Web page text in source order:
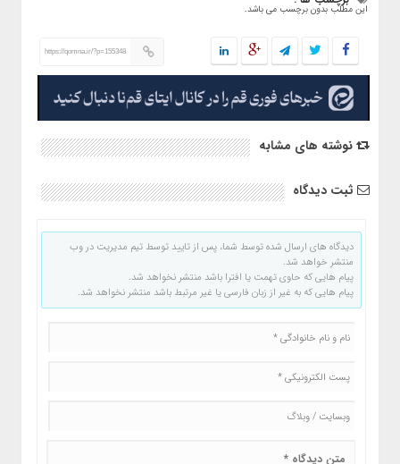
این مطلب بدون برچسب می باشد.
https://qomna.ir/?p=155348
نوشته های مشابه
ثبت دیدگاه
دیدگاه های ارسال شده توسط شما، پس از تایید توسط تیم مدیریت در وب
منتشر خواهد شد.
پیام هایی که حاوی تهمت یا افترا باشد منتشر نخواهد شد.
پیام هایی که به غیر از زبان فارسی یا غیر مرتبط باشد منتشر نخواهد شد.